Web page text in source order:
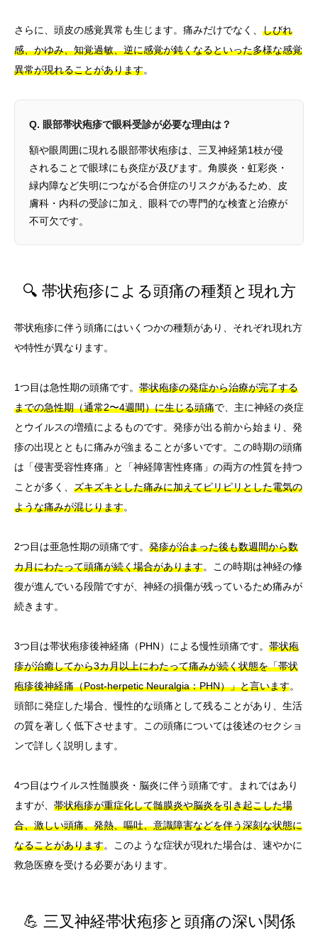
さらに、頭皮の感覚異常も生じます。痛みだけでなく、 しびれ
感、かゆみ、知覚過敏、逆に感覚が鈍くなるといった多様な感覚
異常が現れることがあります。
Q. 眼部帯状疱疹で眼科受診が必要な理由は？
額や眼周囲に現れる眼部帯状疱疹は、三叉神経第1枝が侵
されることで眼球にも炎症が及びます。角膜炎・虹彩炎・
緑内障など失明につながる合併症のリスクがあるため、皮
膚科・内科の受診に加え、眼科での専門的な検査と治療が
不可欠です。
🔍 帯状疱疹による頭痛の種類と現れ方
帯状疱疹に伴う頭痛にはいくつかの種類があり、それぞれ現れ方
や特性が異なります。
1つ目は急性期の頭痛です。 帯状疱疹の発症から治療が完了する
までの急性期（通常2〜4週間）に生じる頭痛で、主に神経の炎症
とウイルスの増殖によるものです。発疹が出る前から始まり、発
疹の出現とともに痛みが強まることが多いです。この時期の頭痛
は「侵害受容性疼痛」と「神経障害性疼痛」の両方の性質を持つ
ことが多く、 ズキズキとした痛みに加えてピリピリとした電気の
ような痛みが混じります。
2つ目は亜急性期の頭痛です。 発疹が治まった後も数週間から数
カ月にわたって頭痛が続く場合があります。この時期は神経の修
復が進んでいる段階ですが、神経の損傷が残っているため痛みが
続きます。
3つ目は帯状疱疹後神経痛（PHN）による慢性頭痛です。 帯状疱
疹が治癒してから3カ月以上にわたって痛みが続く状態を「帯状
疱疹後神経痛（Post-herpetic Neuralgia：PHN）」と言います。
頭部に発症した場合、慢性的な頭痛として残ることがあり、生活
の質を著しく低下させます。この頭痛については後述のセクショ
ンで詳しく説明します。
4つ目はウイルス性髄膜炎・脳炎に伴う頭痛です。まれではあり
ますが、 帯状疱疹が重症化して髄膜炎や脳炎を引き起こした場
合、激しい頭痛、発熱、嘔吐、意識障害などを伴う深刻な状態に
なることがあります。このような症状が現れた場合は、速やかに
救急医療を受ける必要があります。
💪 三叉神経帯状疱疹と頭痛の深い関係